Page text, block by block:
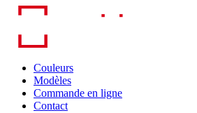
Skip
content
Couleurs
Modèles
Commande en ligne
Contact